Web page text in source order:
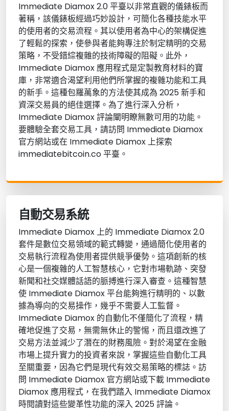
Immediate Diamox 2.0 平臺以非常直觀的儀錶板而
著稱，該儀錶板經過巧妙設計，可簡化各種技能水平
的使用者的交易流程。其以使用者為中心的架構促進
了輕鬆的探索，使參與者能夠專注於制定精明的交易
策略，不受錯綜複雜的技術障礙的阻礙。此外，
Immediate Diamox 應用程式是定製教育材料的寶
庫，非常適合渴望利用他們所掌握的複雜功能和工具
的新手。這種包羅萬象的方法使其成為 2025 新手和
資深交易員的絕佳選擇。為了進行深入分析，
Immediate Diamox 評論闡明瞭無數可用的功能。
要體驗全套交易工具，請訪問 Immediate Diamox
官方網站或在 Immediate Diamox 上探索
immediatebitcoin.co 平臺。
自動交易系統
Immediate Diamox 上的 Immediate Diamox 2.0
套件是數位交易領域的範式轉變，通過簡化使用者的
交易執行流程為使用者提供競爭優勢。這項創新的核
心是一個複雜的人工智慧核心，它對市場軌跡、突發
新聞和社交媒體話語的脈搏進行深入審查。這種智慧
使 Immediate Diamox 平台能夠進行精明的、以數
據為導向的交易操作，幾乎不需要人工監督。
Immediate Diamox 的自動化不僅簡化了流程，精
確地促進了交易，無需無休止的警惕，而且還改進了
交易方法並減少了潛在的財務風險。對於渴望在金融
市場上提升實力的投資者來說，掌握這些自動化工具
至關重要，因為它們是現代有效交易策略的標誌。訪
問 Immediate Diamox 官方網站或下載 Immediate
Diamox 應用程式，在我們踏入 Immediate Diamox
時閱讀對這些變革性功能的深入 2025 評論。